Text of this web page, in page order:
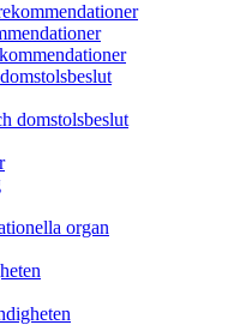
domstolsbeslut
organ